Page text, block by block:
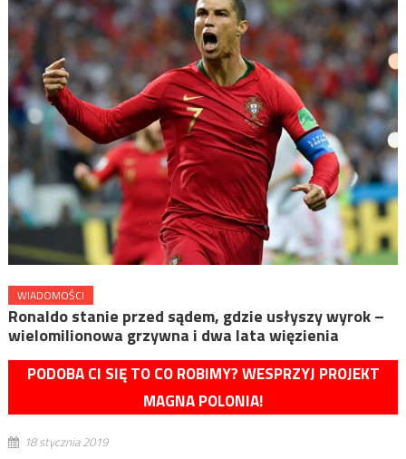
WIADOMOŚCI
Ronaldo stanie przed sądem, gdzie usłyszy wyrok –
wielomilionowa grzywna i dwa lata więzienia
PODOBA CI SIĘ TO CO ROBIMY? WESPRZYJ PROJEKT
MAGNA POLONIA!
18 stycznia 2019